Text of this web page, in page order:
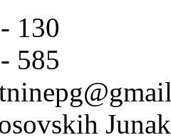
130
585